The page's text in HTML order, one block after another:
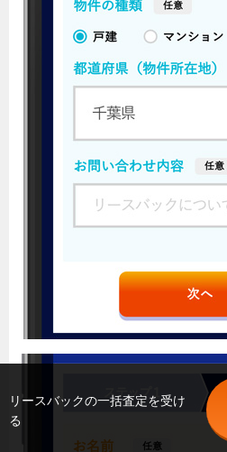
リースバックの一括査定を受け
る